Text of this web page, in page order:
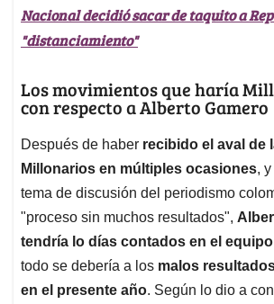
Nacional decidió sacar de taquito a
"distanciamiento"
Los movimientos que haría
con respecto a Alberto Gamero
Después de haber recibido el aval de
Millonarios en múltiples ocasiones,
tema de discusión del periodismo
"proceso sin muchos resultados",
tendría lo días contados en el
todo se debería a los malos
en el presente año. Según lo dio a